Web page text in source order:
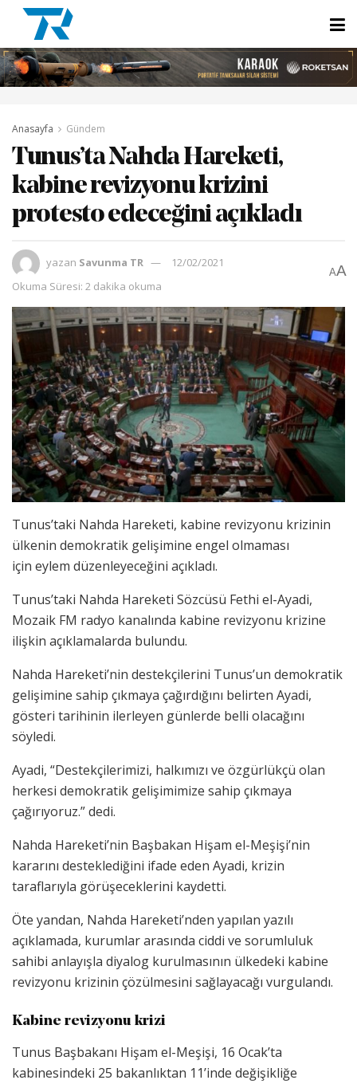
Anasayfa Gündem
Tunus’ta Nahda Hareketi,
kabine revizyonu krizini
protesto edeceğini açıkladı
yazan Savunma TR
12/02/2021
Okuma Süresi: 2 dakika okuma
AA
Tunus’taki Nahda Hareketi, kabine revizyonu krizinin
ülkenin demokratik gelişimine engel olmaması
için eylem düzenleyeceğini açıkladı.
Tunus’taki Nahda Hareketi Sözcüsü Fethi el-Ayadi,
Mozaik FM radyo kanalında kabine revizyonu krizine
ilişkin açıklamalarda bulundu.
Nahda Hareketi’nin destekçilerini Tunus’un demokratik
gelişimine sahip çıkmaya çağırdığını belirten Ayadi,
gösteri tarihinin ilerleyen günlerde belli olacağını
söyledi.
Ayadi, “Destekçilerimizi, halkımızı ve özgürlükçü olan
herkesi demokratik gelişimimize sahip çıkmaya
çağırıyoruz.” dedi.
Nahda Hareketi’nin Başbakan Hişam el-Meşişi’nin
kararını desteklediğini ifade eden Ayadi, krizin
taraflarıyla görüşeceklerini kaydetti.
Öte yandan, Nahda Hareketi’nden yapılan yazılı
açıklamada, kurumlar arasında ciddi ve sorumluluk
sahibi anlayışla diyalog kurulmasının ülkedeki kabine
revizyonu krizinin çözülmesini sağlayacağı vurgulandı.
Kabine revizyonu krizi
Tunus Başbakanı Hişam el-Meşişi, 16 Ocak’ta
kabinesindeki 25 bakanlıktan 11’inde değişikliğe